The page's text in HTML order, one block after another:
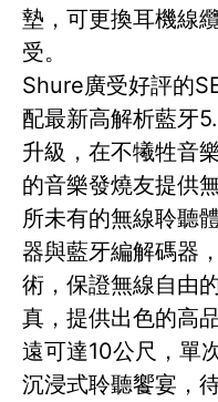
墊，可更換耳機線
受。
Shure廣受好評的
配最新高解析藍牙
升級，在不犧牲音
的音樂發燒友提供
所未有的無線聆聽
器與藍牙編解碼器
術，保證無線自由
真，提供出色的高
遠可達10公尺，單
沉浸式聆聽饗宴，